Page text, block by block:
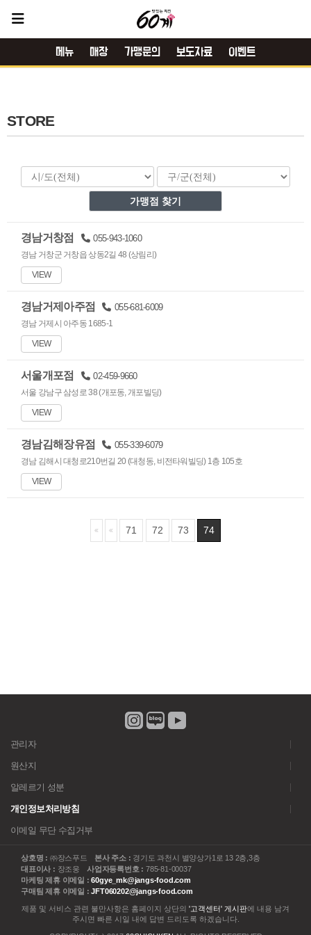
메뉴 매장 가맹문의 보도자료 이벤트
STORE
경남거창점 055-943-1060
경남 거창군 거창읍 상동2길 48 (상림리)
VIEW
경남거제아주점 055-681-6009
경남 거제시 아주동 1685-1
VIEW
서울개포점 02-459-9660
서울 강남구 삼성로 38 (개포동, 개포빌딩)
VIEW
경남김해장유점 055-339-6079
경남 김해시 대청로210번길 20 (대청동, 비전타워빌딩) 1층 105호
VIEW
71 72 73 74
관리자
원산지
알레르기 성분
개인정보처리방침
이메일 무단 수집거부
상호명 : ㈜장스푸드 본사 주소 : 경기도 과천시 별양상가1로 13 2층,3층
대표이사 : 장조웅 사업자등록번호 :785-81-00037
마케팅 제휴 이메일 :60gye_mk@jangs-food.com
구매팀 제휴 이메일 :JFT060202@jangs-food.com
제품 및 서비스 관련 불만사항은 홈페이지 상단의 '고객센터' 게시판에 내용 남겨
주시면 빠른 시일 내에 답변 드리도록 하겠습니다.